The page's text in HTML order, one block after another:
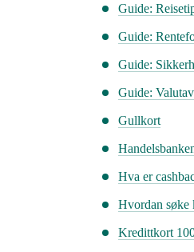
Guide:
Guide:
Guide:
Guide:
Gullkort
Hva er
Hvordan søke
Kredittkort